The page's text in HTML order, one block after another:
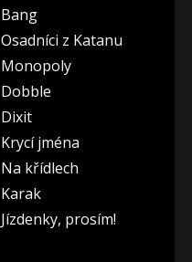
Bang
Osadníci z Katanu
Monopoly
Dobble
Dixit
Krycí jména
Na křídlech
Karak
Jízdenky, prosím!